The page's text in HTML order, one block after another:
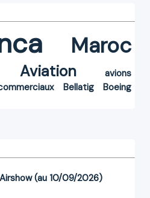
Maroc
Aviation
avions
Bellatig
Boeing
(au 10/09/2026)